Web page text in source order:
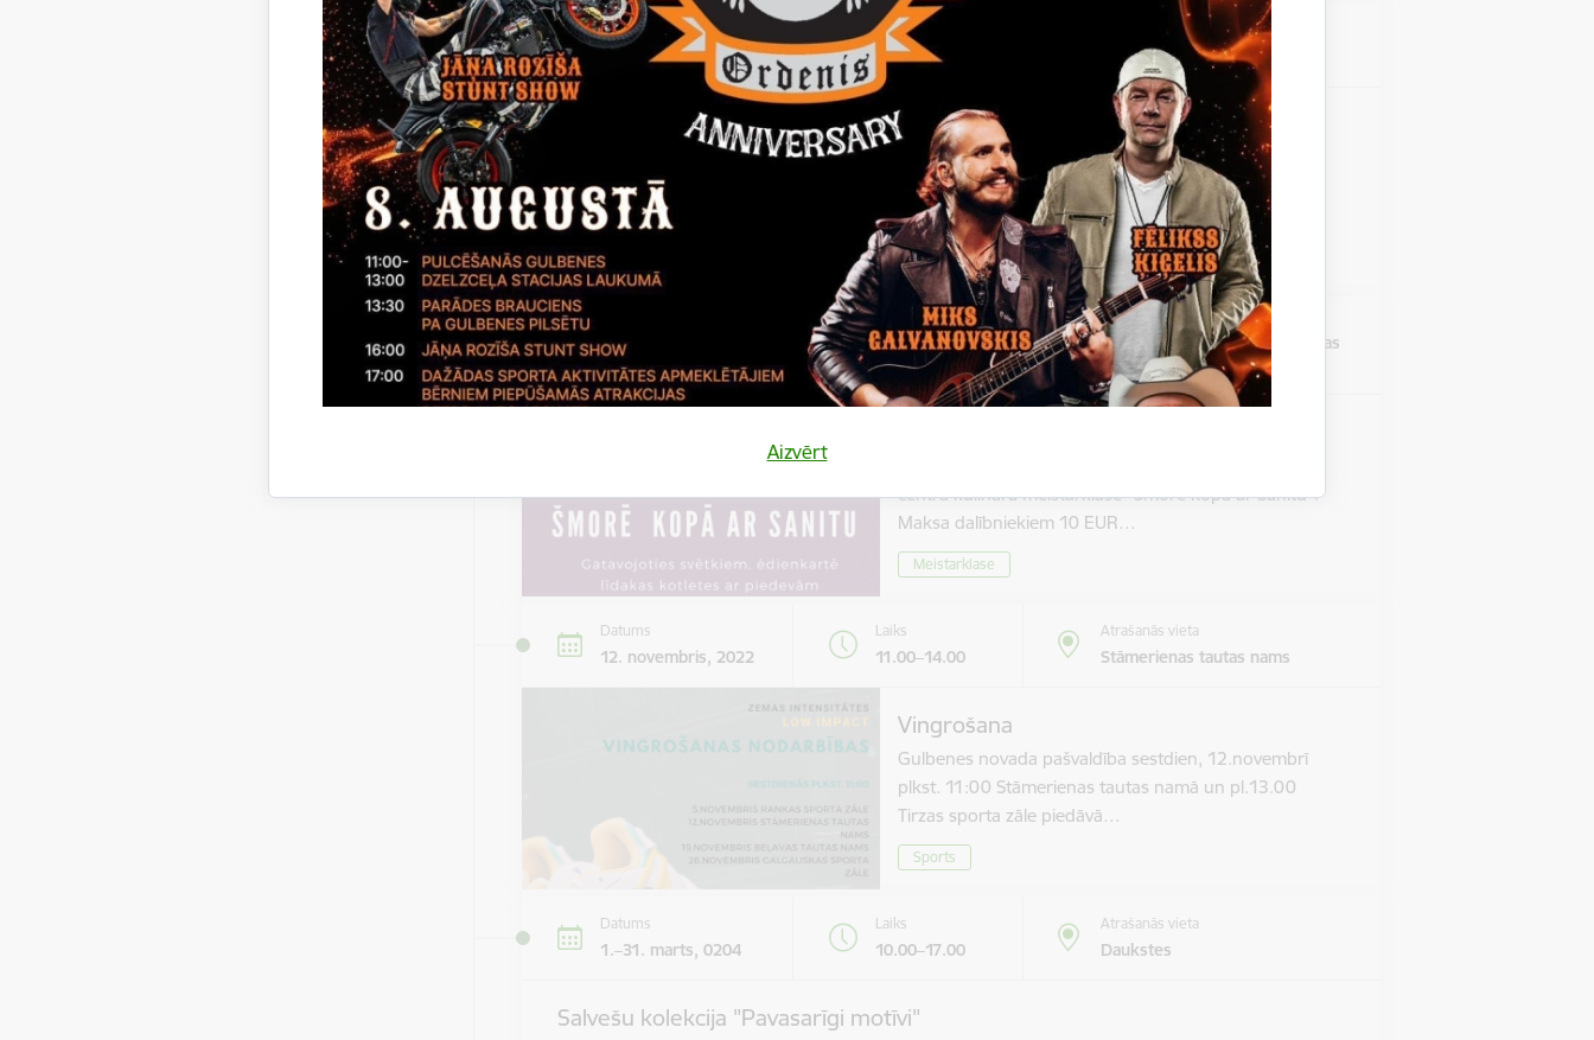
Aizvērt
Datums
10. augusts, 2022
Laiks
18.00
Atrašanās vieta
Stāmerienas pils
Katalonijas bundzinieku koncerts "Fills De
La Flama"
10.augustā 18:00 pie Stāmerienas pils Katalonijas
bundzinieku koncerts "Fills De La Flama".
Koncerts
12. novembris, 2022
Laiks
10.00
Atrašanās vieta
Druvienas Latviskās dzīvesziņas
centrs
centrā kulinārā meistarklase "Šmorē kopā ar Sanitu".
Maksa dalībniekiem 10 EUR…
Meistarklase
Datums
12. novembris, 2022
Laiks
11.00–14.00
Atrašanās vieta
Stāmerienas tautas nams
Vingrošana
Gulbenes novada pašvaldība sestdien, 12.novembrī
plkst. 11:00 Stāmerienas tautas namā un pl.13.00
Tirzas sporta zāle piedāvā…
Sports
Datums
1.–31. marts, 0204
Laiks
10.00–17.00
Atrašanās vieta
Daukstes
Salvešu kolekcija "Pavasarīgi motīvi"